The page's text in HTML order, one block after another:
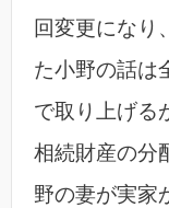
回変更になり
た小野の話は
で取り上げる
相続財産の分
野の妻が実家